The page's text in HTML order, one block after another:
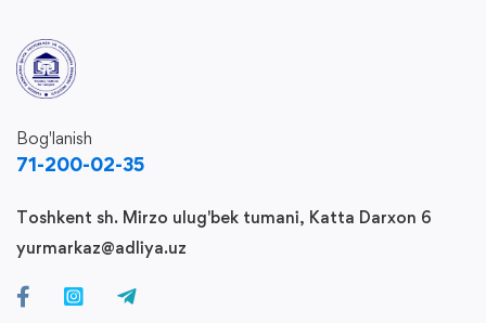
Bog'lanish
71-200-02-35
Toshkent sh. Mirzo ulug'bek tumani, Katta Darxon 6
yurmarkaz@adliya.uz